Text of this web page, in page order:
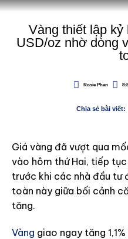
Vàng thiết lập
USD/oz nhờ dòng
Rosie Phan
Chia sẻ bài viết:
Giá vàng đã vượt qua
vào hôm thứ Hai, tiếp
trước khi các nhà đầu tư
toàn này giữa bối cảnh
tăng.
Vàng giao ngay tăng